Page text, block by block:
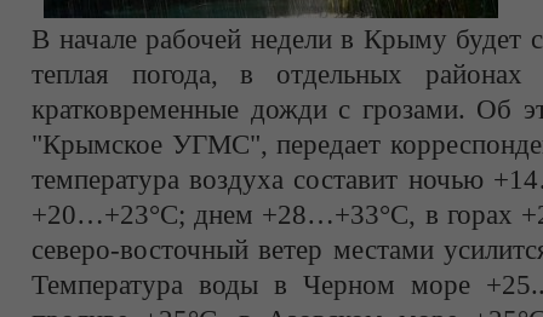
В начале рабочей недели в Крыму будет
теплая погода, в отдельных
кратковременные дожди с грозами. Об
"Крымское УГМС", передает
температура воздуха составит ночью
+20…+23°С; днем +28…+33°С, в горах
северо-восточный ветер местами
Температура воды в Черном море